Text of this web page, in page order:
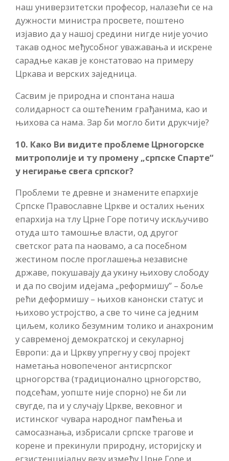
наш универзитетски професор, налазећи се на
дужности министра просвете, поштено
изјавио да у нашој средини нигде није уочио
такав однос међусобног уважавања и искрене
сарадње какав је констатовао на примеру
Цркава и верских заједница.
Сасвим је природна и спонтана наша
солидарност са оштећеним грађанима, као и
њихова са нама. Зар би могло бити друкчије?
10. Како Ви видите проблеме Црногорске
митрополије и ту промену „српске Спарте“
у негирање свега српског?
Проблеми те древне и знамените епархије
Српске Православне Цркве и осталих њених
епархија на тлу Црне Горе потичу искључиво
отуда што тамошње власти, од другог
светског рата па наовамо, а са посебном
жестином после проглашења независне
државе, покушавају да укину њихову слободу
и да по својим идејама „реформишу” – боље
рећи деформишу – њихов канонски статус и
њихово устројство, а све то чине са једним
циљем, колико безумним толико и анахроним
у савременој демократској и секуларној
Европи: да и Цркву упрегну у свој пројект
наметања новопеченог антисрпског
црногорства (традиционално црногорство,
подсећам, уопште није спорно) не би ли
свугде, па и у случају Цркве, вековног и
истинског чувара народног памћења и
самосазнања, избрисали српске трагове и
корене и прекинули природну, историјску и